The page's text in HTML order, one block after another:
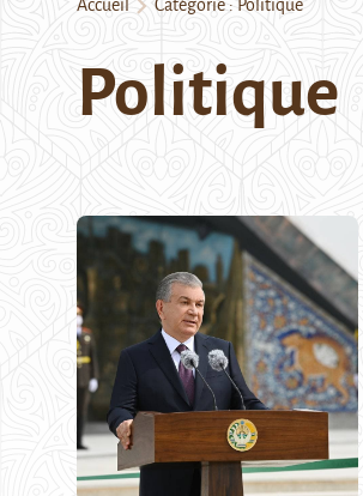
Accueil Catégorie : Politique
Politique